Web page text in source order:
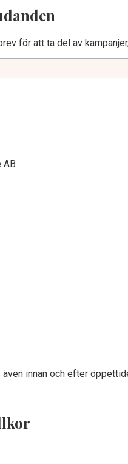
för att ta del av
AB
innan och efter